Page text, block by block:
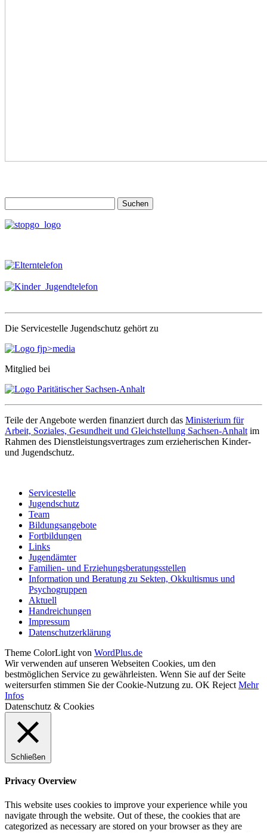
nach:
Die Servicestelle Jugendschutz gehört zu
Mitglied bei
Teile der Angebote werden finanziert durch das Ministerium für
Arbeit, Soziales, Gesundheit und Gleichstellung Sachsen-Anhalt im
Rahmen des Dienstleistungsvertrages zum erzieherischen Kinder-
und Jugendschutz.
Servicestelle
Jugendschutz
Team
Bildungsangebote
Fortbildungen
Links
Jugendämter
Familien- und Erziehungsberatungsstellen
Information und Beratung zu Sekten, Okkultismus und
Psychogruppen
Aktuell
Handreichungen
Impressum
Datenschutzerklärung
Theme ColorLight von WordPlus.de
Wir verwenden auf unseren Webseiten Cookies, um den
bestmöglichen Service zu gewährleisten. Wenn Sie auf der Seite
weitersurfen stimmen Sie der Cookie-Nutzung zu. OK Reject Mehr
Infos
Datenschutz & Cookies
Schließen
Privacy Overview
This website uses cookies to improve your experience while you
navigate through the website. Out of these, the cookies that are
categorized as necessary are stored on your browser as they are